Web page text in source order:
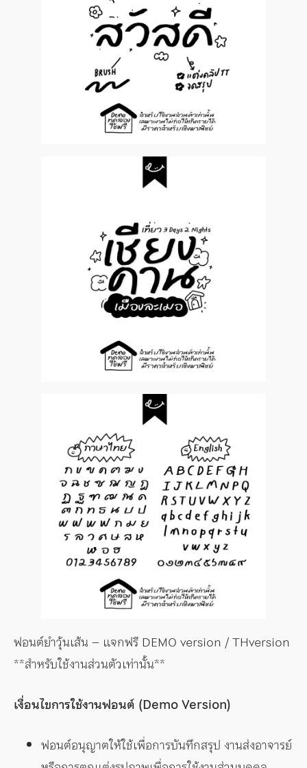
ฟอนต์ยำวุ้นเส้น – แจกฟรี DEMO version / THversion
**สำหรับใช้งานส่วนตัวเท่านั้น**
เงื่อนไขการใช้งานฟอนต์ (Demo Version)
ฟอนต์อนุญาตให้ใช้เพื่อการบันทึกสรุป งานส่งอาจารย์